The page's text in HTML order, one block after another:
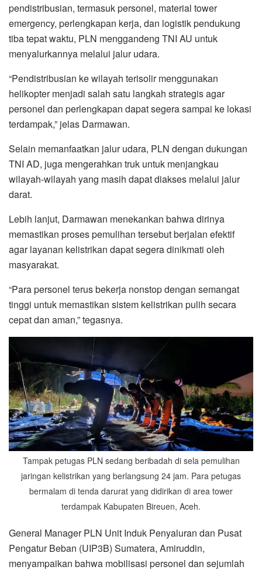
pendistribusian, termasuk personel, material tower
emergency, perlengkapan kerja, dan logistik pendukung
tiba tepat waktu, PLN menggandeng TNI AU untuk
menyalurkannya melalui jalur udara.
“Pendistribusian ke wilayah terisolir menggunakan
helikopter menjadi salah satu langkah strategis agar
personel dan perlengkapan dapat segera sampai ke lokasi
terdampak,” jelas Darmawan.
Selain memanfaatkan jalur udara, PLN dengan dukungan
TNI AD, juga mengerahkan truk untuk menjangkau
wilayah-wilayah yang masih dapat diakses melalui jalur
darat.
Lebih lanjut, Darmawan menekankan bahwa dirinya
memastikan proses pemulihan tersebut berjalan efektif
agar layanan kelistrikan dapat segera dinikmati oleh
masyarakat.
“Para personel terus bekerja nonstop dengan semangat
tinggi untuk memastikan sistem kelistrikan pulih secara
cepat dan aman,” tegasnya.
Tampak petugas PLN sedang beribadah di sela pemulihan
jaringan kelistrikan yang berlangsung 24 jam. Para petugas
bermalam di tenda darurat yang didirikan di area tower
terdampak Kabupaten Bireuen, Aceh.
General Manager PLN Unit Induk Penyaluran dan Pusat
Pengatur Beban (UIP3B) Sumatera, Amiruddin,
menyampaikan bahwa mobilisasi personel dan sejumlah